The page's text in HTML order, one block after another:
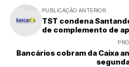
PUBLICAÇÃO ANTERIOR
TST condena
de complemento de
Bancários cobram da Caixa